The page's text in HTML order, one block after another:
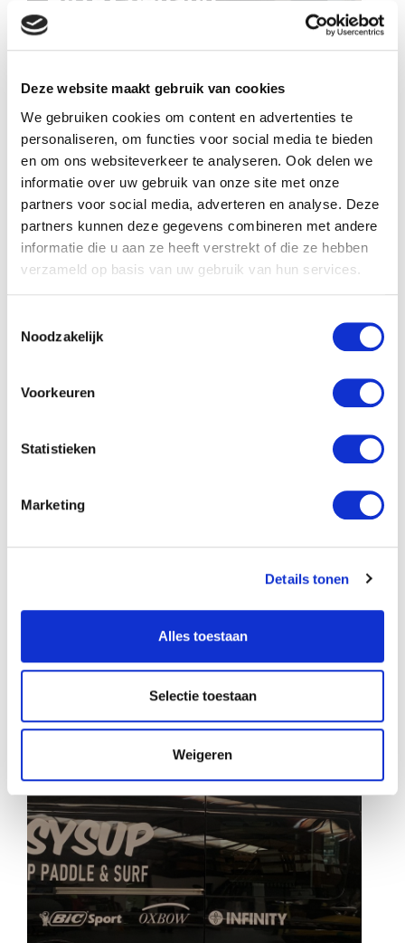
Deze website maakt gebruik van cookies
We gebruiken cookies om content en advertenties te
personaliseren, om functies voor social media te bieden
en om ons websiteverkeer te analyseren. Ook delen we
informatie over uw gebruik van onze site met onze
partners voor social media, adverteren en analyse. Deze
partners kunnen deze gegevens combineren met andere
informatie die u aan ze heeft verstrekt of die ze hebben
verzameld op basis van uw gebruik van hun services.
Noodzakelijk
Voorkeuren
Statistieken
Marketing
Details tonen
Alles toestaan
Selectie toestaan
Weigeren
Fries Skûtsje opnieuw in